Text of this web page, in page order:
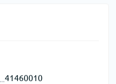
41460010